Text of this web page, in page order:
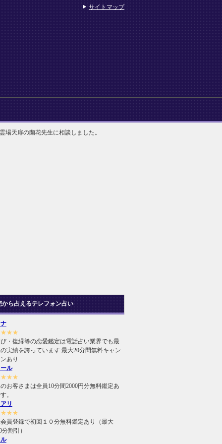
天扉の蘭花先生に相談しました。
から占えるテレフォン占い
・復縁等の恋愛鑑定は電話占い業界でも最
実績を誇っています 最大20分間無料キャン
あり
ル
お客さまは全員10分間2000円分無料鑑定あ
。
リ
員登録で初回１０分無料鑑定あり（最大
分割引）
サイトマップ